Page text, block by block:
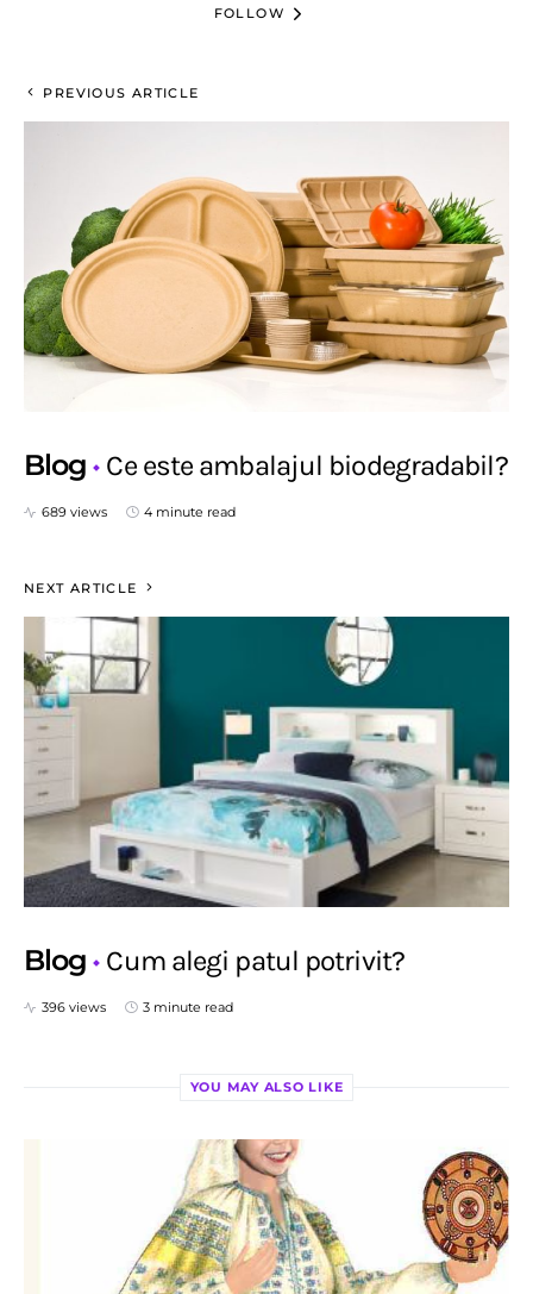
FOLLOW
PREVIOUS ARTICLE
Blog Ce este ambalajul biodegradabil?
689 views 4 minute read
NEXT ARTICLE
Blog Cum alegi patul potrivit?
396 views 3 minute read
YOU MAY ALSO LIKE